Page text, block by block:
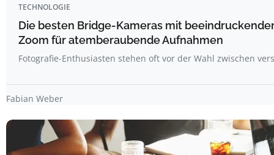
TECHNOLOGIE
Die besten Bridge-Kameras mit
Zoom für atemberaubende Aufnahmen
Fotografie-Enthusiasten stehen oft vor der Wahl zwischen
Fabian Weber